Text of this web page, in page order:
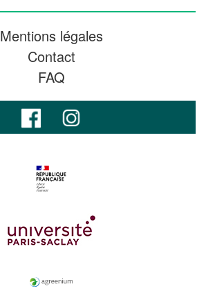
Mentions légales
Contact
FAQ